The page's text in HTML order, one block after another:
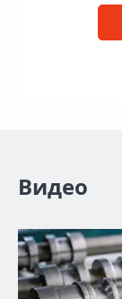
Видео